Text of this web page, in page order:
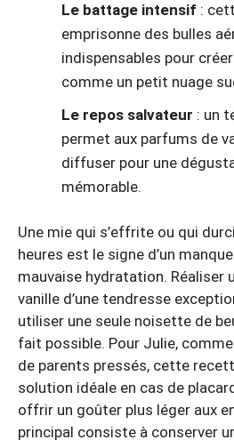
Le battage intensif :
emprisonne des bulles
indispensables pour
comme un petit nuage
Le repos salvateur : un
permet aux parfums de
diffuser pour une
mémorable.
Une mie qui s’effrite ou qui
heures est le signe d’un
mauvaise hydratation. Réaliser
vanille d’une tendresse
utiliser une seule noisette de
fait possible. Pour Julie,
de parents pressés, cette
solution idéale en cas de
offrir un goûter plus léger aux
principal consiste à conserver